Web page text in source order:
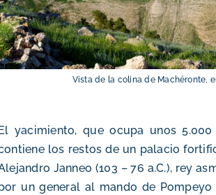
Vista de la colina de Machéronte,
El yacimiento, que ocupa unos
los restos de un palacio
Janneo (103 – 76 a.C.), rey
un general al mando de